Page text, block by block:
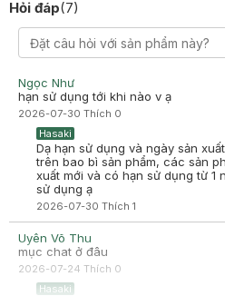
Hỏi đáp(7)
Ngọc Như
hạn sử dụng tới khi nào v ạ
2026-07-30 Thích 0
Hasaki
Dạ hạn sử dụng và ngày sản
trên bao bì sản phẩm, các sản
xuất mới và có hạn sử dụng từ 1
sử dụng ạ
2026-07-30 Thích 1
Uyên Võ Thu
mục chat ở đâu
2026-07-24 Thích 0
Hasaki